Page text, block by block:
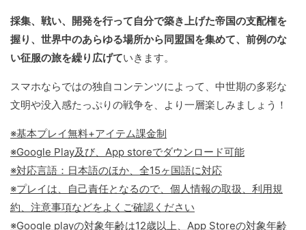
採集、戦い、開発を行って自分で築き上げた帝国の支配権を
握り、世界中のあらゆる場所から同盟国を集めて、前例のな
い征服の旅を繰り広げていきます。
スマホならではの独自コンテンツによって、中世期の多彩な
文明や没入感たっぷりの戦争を、より一層楽しみましょう！
※基本プレイ無料+アイテム課金制
※Google Play及び、App storeでダウンロード可能
※対応言語：日本語のほか、全15ヶ国語に対応
※プレイは、自己責任となるので、個人情報の取扱、利用規
約、注意事項などをよくご確認ください
※Google playの対象年齢は12歳以上、App Storeの対象年齢